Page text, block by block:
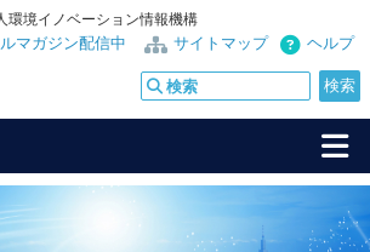
環境イノベーション情報機構
ヘルプ
サイトマップ
マガジン配信中